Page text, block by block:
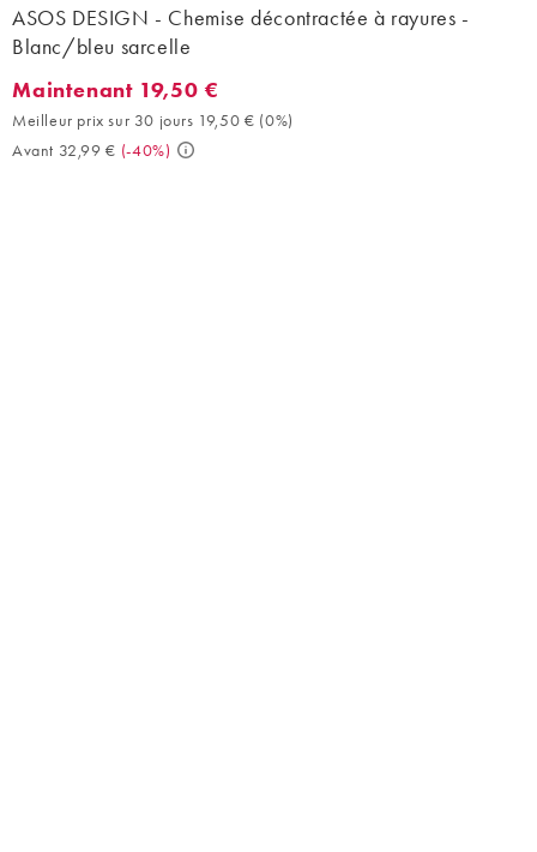
ASOS DESIGN - Chemise décontractée à rayures -
Blanc/bleu sarcelle
Maintenant 19,50 €. Meilleur prix sur 30 jours 19,50 € (0%).
Maintenant 19,50 €
Meilleur prix sur 30 jours 19,50 € (0%)
Avant 32,99 € (-40%)